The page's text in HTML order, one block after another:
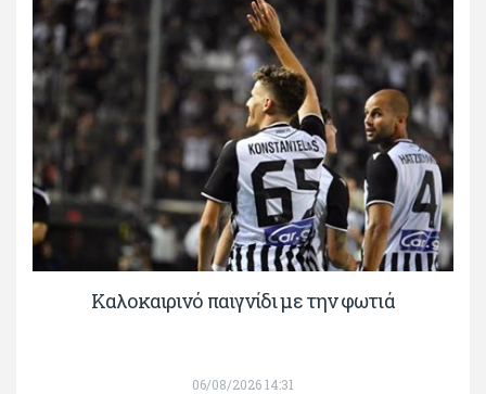
Καλοκαιρινό παιγνίδι με την φωτιά
06/08/2026 14:31